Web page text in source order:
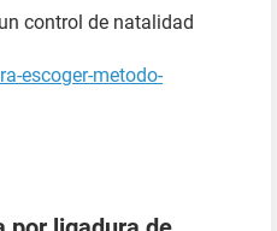
control de natalidad
escoger-metodo-